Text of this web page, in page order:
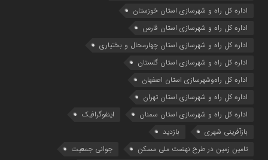
اداره كل راه و شهرسازي استان خوزستان
اداره كل راه و شهرسازي استان فارس
اداره كل راه و شهرسازي استان چهارمحال و بختياري
اداره كل راه و شهرسازي استان گلستان
اداره كل راه‌و‌شهرسازي استان اصفهان
اداره کل راه و شهرسازی استان تهران
اداره کل راه و شهرسازی استان سمنان
اینفوگرافیک
بازآفرینی شهری
بازدید
تامین زمین در طرح نهضت ملی مسکن
جوانی جمعیت